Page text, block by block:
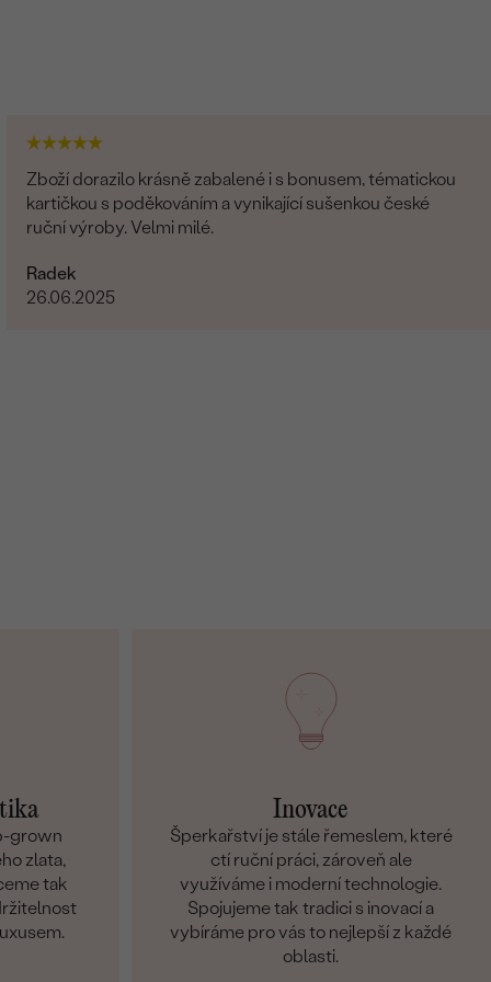
Zboží dorazilo krásně zabalené i s bonusem, tématickou
kartičkou s poděkováním a vynikající sušenkou české
ruční výroby. Velmi milé.
Radek
26.06.2025
grown
zlata,
tak
Inovace
Šperkařství je stále řemeslem, které
ctí ruční práci, zároveň ale
využíváme i moderní technologie.
Spojujeme tak tradici s inovací a
vybíráme pro vás to nejlepší z každé
oblasti.